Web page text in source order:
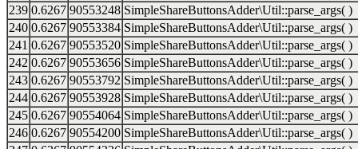
239 0.6267 90553248 SimpleShareButtonsAdder\Util::parse_args( )
240 0.6267 90553384 SimpleShareButtonsAdder\Util::parse_args( )
241 0.6267 90553520 SimpleShareButtonsAdder\Util::parse_args( )
242 0.6267 90553656 SimpleShareButtonsAdder\Util::parse_args( )
243 0.6267 90553792 SimpleShareButtonsAdder\Util::parse_args( )
244 0.6267 90553928 SimpleShareButtonsAdder\Util::parse_args( )
245 0.6267 90554064 SimpleShareButtonsAdder\Util::parse_args( )
246 0.6267 90554200 SimpleShareButtonsAdder\Util::parse_args( )